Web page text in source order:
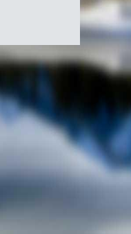
du
Canada